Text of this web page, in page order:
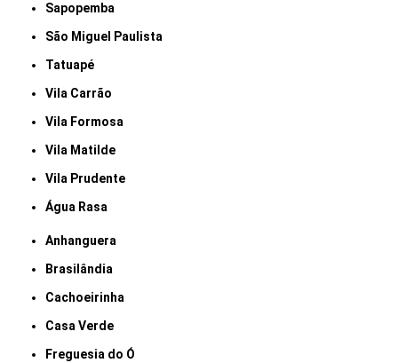
Sapopemba
São Miguel Paulista
Tatuapé
Vila Carrão
Vila Formosa
Vila Matilde
Vila Prudente
Água Rasa
Anhanguera
Brasilândia
Cachoeirinha
Casa Verde
Freguesia do Ó